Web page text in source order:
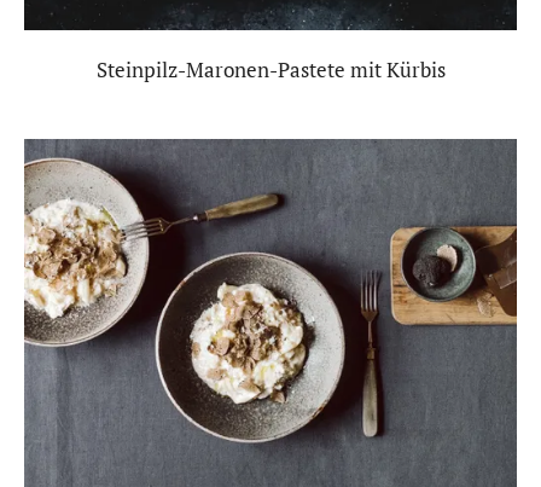
Steinpilz-Maronen-Pastete mit Kürbis